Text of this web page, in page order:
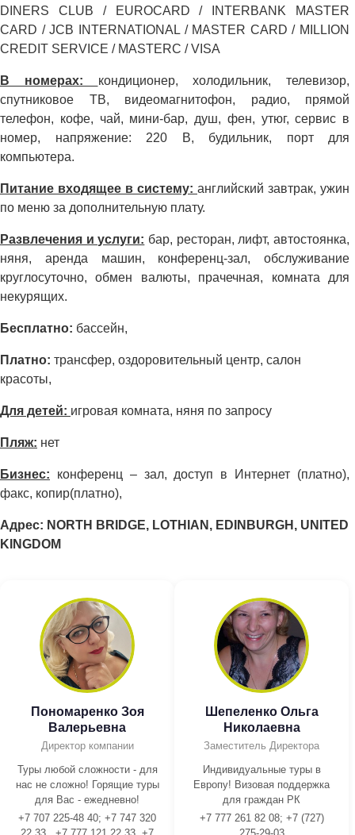
DINERS CLUB / EUROCARD / INTERBANK MASTER
CARD / JCB INTERNATIONAL / MASTER CARD / MILLION
CREDIT SERVICE / MASTERC / VISA
В номерах: кондиционер, холодильник, телевизор,
спутниковое ТВ, видеомагнитофон, радио, прямой
телефон, кофе, чай, мини-бар, душ, фен, утюг, сервис в
номер, напряжение: 220 В, будильник, порт для
компьютера.
Питание входящее в систему: английский завтрак, ужин
по меню за дополнительную плату.
Развлечения и услуги: бар, ресторан, лифт, автостоянка,
няня, аренда машин, конференц-зал, обслуживание
круглосуточно, обмен валюты, прачечная, комната для
некурящих.
Бесплатно: бассейн,
Платно: трансфер, оздоровительный центр, салон
красоты,
Для детей: игровая комната, няня по запросу
Пляж: нет
Бизнес: конференц – зал, доступ в Интернет (платно),
факс, копир(платно),
Адрес: NORTH BRIDGE, LOTHIAN, EDINBURGH, UNITED
KINGDOM
Пономаренко Зоя
Валерьевна
Директор компании
Туры любой сложности - для
нас не сложно! Горящие туры
для Вас - ежедневно!
+7 707 225-48 40; +7 747 320
22 33, +7 777 121 22 33, +7
Шепеленко Ольга
Николаевна
Заместитель Директора
Индивидуальные туры в
Европу! Визовая поддержка
для граждан РК
+7 777 261 82 08; +7 (727)
275-29-03